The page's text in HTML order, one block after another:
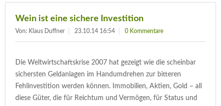
Wein ist eine sichere Investition
Von: Klaus Duffner 23.10.14 16:54 0 Kommentare
Die Weltwirtschaftskrise 2007 hat gezeigt wie die scheinbar
sichersten Geldanlagen im Handumdrehen zur bitteren
Fehlinvestition werden können. Immobilien, Aktien, Gold – all
diese Güter, die für Reichtum und Vermögen, für Status und